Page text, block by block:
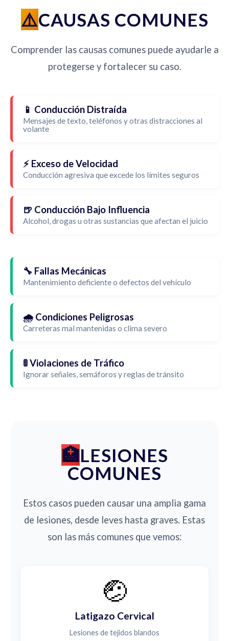
CAUSAS COMUNES
Comprender las causas comunes puede ayudarle a
protegerse y fortalecer su caso.
📱 Conducción Distraída
Mensajes de texto, teléfonos y otras distracciones al
volante
⚡ Exceso de Velocidad
Conducción agresiva que excede los límites seguros
🍺 Conducción Bajo Influencia
Alcohol, drogas u otras sustancias que afectan el juicio
🔧 Fallas Mecánicas
Mantenimiento deficiente o defectos del vehículo
🌧️ Condiciones Peligrosas
Carreteras mal mantenidas o clima severo
🚦 Violaciones de Tráfico
Ignorar señales, semáforos y reglas de tránsito
LESIONES
COMUNES
Estos casos pueden causar una amplia gama
de lesiones, desde leves hasta graves. Estas
son las más comunes que vemos:
🤕
Latigazo Cervical
Lesiones de tejidos blandos